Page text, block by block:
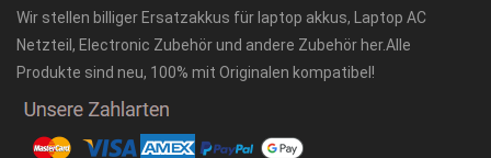
Wir stellen billiger Ersatzakkus für laptop akkus, Laptop AC
Netzteil, Electronic Zubehör und andere Zubehör her.Alle
Produkte sind neu, 100% mit Originalen kompatibel!